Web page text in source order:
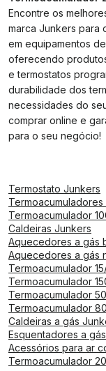
Encontre os
marca Junkers para
em equipamentos
oferecendo
e termostatos
durabilidade dos
necessidades do
comprar online e
para o seu negócio!
Termostato Junkers
Termoacumulador
Caldeiras Junkers
Aquecedores a gás
Aquecedores a gás
Termoacumulador
Termoacumulador
Termoacumulador
Termoacumulador
Caldeiras a gás
Esquentadores a
Acessórios para ar
Termoacumulador